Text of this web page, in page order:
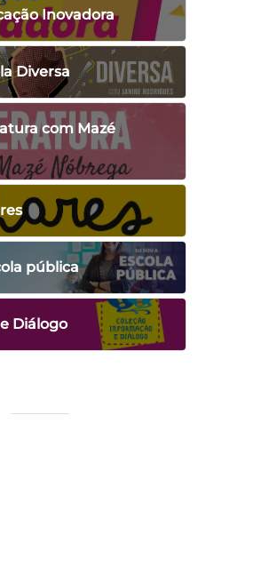
Inovadora
Diversa
com Mazé
pública
Diálogo